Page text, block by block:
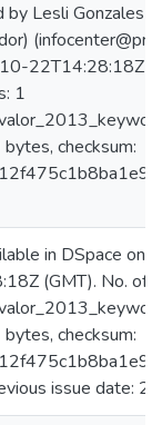
by Lesli Gonzales
22T14:28:18Z
1
checksum:
in DSpace on
(GMT). No. of
checksum:
issue date: